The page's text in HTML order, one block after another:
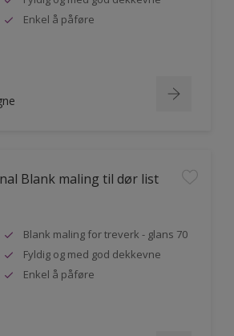
Enkel å påføre
Blank maling til dør list
Blank maling for treverk - glans 70
Fyldig og med god dekkevne
Enkel å påføre